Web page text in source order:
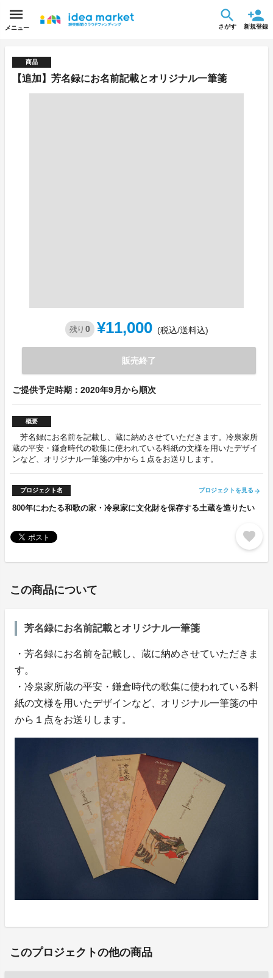
メニュー さがす 新規登録
商品
【追加】芳名録にお名前記載とオリジナル一筆箋
残り 0 ¥11,000 (税込/送料込)
販売終了
ご提供予定時期：2020年9月から順次
概要
芳名録にお名前を記載し、蔵に納めさせていただきます。冷泉家所
蔵の平安・鎌倉時代の歌集に使われている料紙の文様を用いたデザイ
ンなど、オリジナル一筆箋の中から１点をお送りします。
プロジェクト名 プロジェクトを見る arrow_forward
800年にわたる和歌の家・冷泉家に文化財を保存する土蔵を造りたい
favorite
この商品について
芳名録にお名前記載とオリジナル一筆箋
・芳名録にお名前を記載し、蔵に納めさせていただきま
す。
・冷泉家所蔵の平安・鎌倉時代の歌集に使われている料
紙の文様を用いたデザインなど、オリジナル一筆箋の中
から１点をお送りします。
このプロジェクトの他の商品